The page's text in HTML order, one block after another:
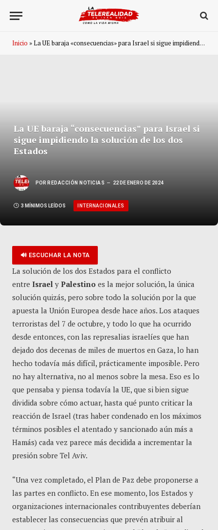
Inicio »La UE baraja «consecuencias» para Israel si sigue impidiendo la solución de los dos Estados
La UE baraja “consecuencias” para Israel si
sigue impidiendo la solución de los dos
Estados
POR REDACCIÓN NOTICIAS 22 DE ENERO DE 2024
3 MÍNIMOS LEÍDOS INTERNACIONALES
🔊 ESCUCHAR LA NOTA
La solución de los dos Estados para el conflicto
entre Israel y Palestino es la mejor solución, la única
solución quizás, pero sobre todo la solución por la que
apuesta la Unión Europea desde hace años. Los ataques
terroristas del 7 de octubre, y todo lo que ha ocurrido
desde entonces, con las represalias israelíes que han
dejado dos decenas de miles de muertos en Gaza, lo han
hecho todavía más difícil, prácticamente imposible. Pero
no hay alternativa, no al menos sobre la mesa. Eso es lo
que pensaba y piensa todavía la UE, que si bien sigue
dividida sobre cómo actuar, hasta qué punto criticar la
reacción de Israel (tras haber condenado en los máximos
términos posibles el atentado y sancionado aún más a
Hamás) cada vez parece más decidida a incrementar la
presión sobre Tel Aviv.
“Una vez completado, el Plan de Paz debe proponerse a
las partes en conflicto. En ese momento, los Estados y
organizaciones internacionales contribuyentes deberían
establecer las consecuencias que prevén atribuir al